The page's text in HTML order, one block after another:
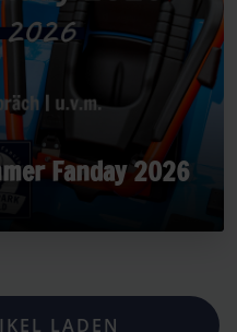
Fanday 2026
LADEN